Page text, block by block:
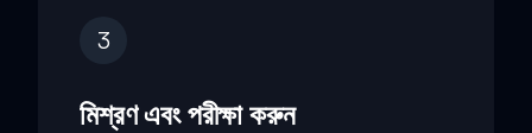
3
মিশ্রণ এবং পরীক্ষা করুন